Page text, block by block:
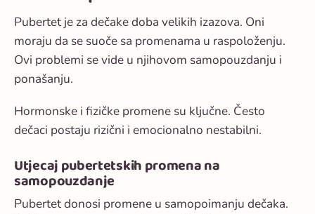
Pubertet je za dečake doba velikih izazova. Oni
moraju da se suoče sa promenama u raspoloženju.
Ovi problemi se vide u njihovom samopouzdanju i
ponašanju.
Hormonske i fizičke promene su ključne. Često
dečaci postaju rizični i emocionalno nestabilni.
Utjecaj pubertetskih promena na
samopouzdanje
Pubertet donosi promene u samopoimanju dečaka.